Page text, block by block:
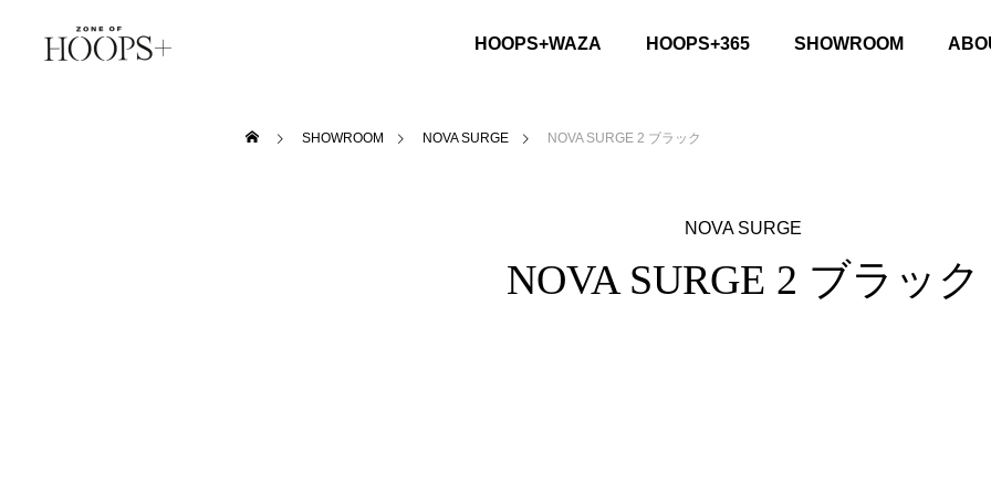
HOOPS+WAZA HOOPS+365 SHOWROOM
SHOWROOM NOVA SURGE NOVA SURGE 2 ブラック
NOVA SURGE
NOVA SURGE 2 ブラック